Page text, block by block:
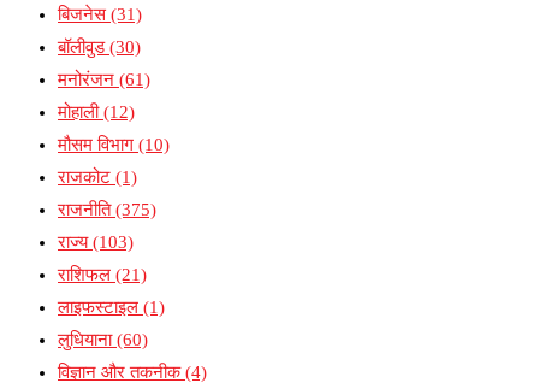
बिजनेस(31)
बॉलीवुड(30)
मनोरंजन (61)
मोहाली(12)
मौसम विभाग (10)
राजकोट (1)
राजनीति(375)
राज्य(103)
राशिफल (21)
लाइफस्टाइल (1)
लुधियाना(60)
विज्ञान और तकनीक(4)